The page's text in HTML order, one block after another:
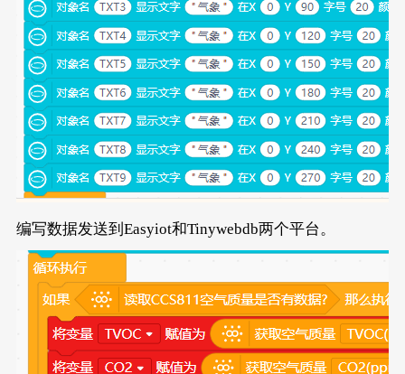
编写数据发送到Easyiot和Tinywebdb两个平台。